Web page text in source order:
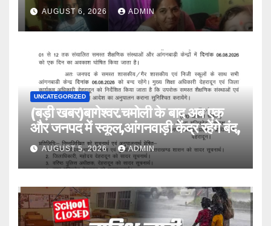
AUGUST 6, 2026 ADMIN
UNCATEGORIZED
(बड़ी खबर)बागेश्वर.चमोली के बाद अब एक
और जनपद में स्कूल,आंगनवाड़ी केंद्र रहेंगे बंद,
AUGUST 5, 2026 ADMIN